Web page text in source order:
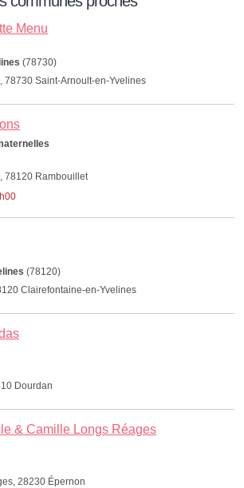
Menu
(78730)
78730 Saint-Arnoult-en-Yvelines
78120 Rambouillet
(78120)
Clairefontaine-en-Yvelines
Dourdan
& Camille Longs Réages
28230 Épernon